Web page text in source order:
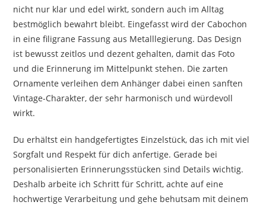
nicht nur klar und edel wirkt, sondern auch im Alltag
bestmöglich bewahrt bleibt. Eingefasst wird der Cabochon
in eine filigrane Fassung aus Metalllegierung. Das Design
ist bewusst zeitlos und dezent gehalten, damit das Foto
und die Erinnerung im Mittelpunkt stehen. Die zarten
Ornamente verleihen dem Anhänger dabei einen sanften
Vintage-Charakter, der sehr harmonisch und würdevoll
wirkt.
Du erhältst ein handgefertigtes Einzelstück, das ich mit viel
Sorgfalt und Respekt für dich anfertige. Gerade bei
personalisierten Erinnerungsstücken sind Details wichtig.
Deshalb arbeite ich Schritt für Schritt, achte auf eine
hochwertige Verarbeitung und gehe behutsam mit deinem